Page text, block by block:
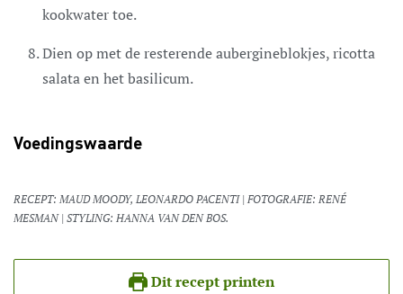
kookwater toe.
Dien op met de resterende aubergineblokjes, ricotta
salata en het basilicum.
Voedingswaarde
RECEPT: MAUD MOODY, LEONARDO PACENTI | FOTOGRAFIE: RENÉ
MESMAN | STYLING: HANNA VAN DEN BOS.
Dit recept printen